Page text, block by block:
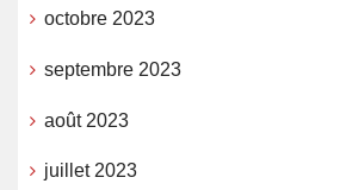
octobre 2023
septembre 2023
août 2023
juillet 2023